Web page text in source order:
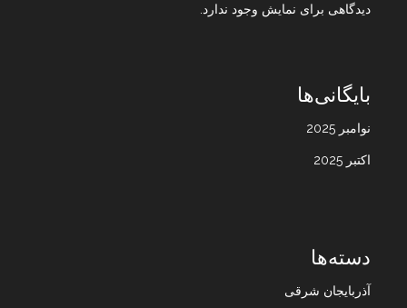
دیدگاهی برای نمایش وجود ندارد.
بایگانی‌ها
نوامبر 2025
اکتبر 2025
دسته‌ها
آذربایجان شرقی